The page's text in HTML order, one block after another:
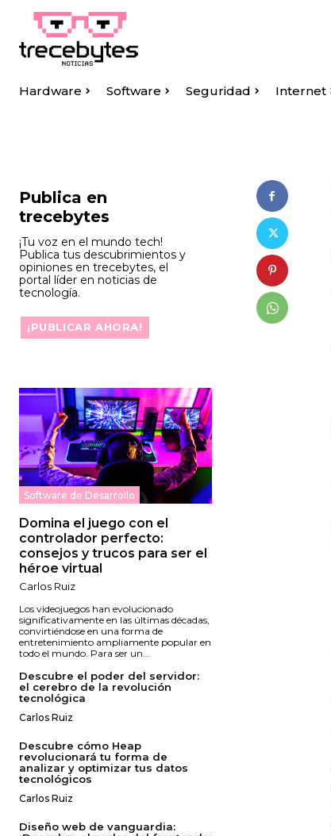
Hardware Software Seguridad Internet
Publica en
trecebytes
¡Tu voz en el mundo tech!
Publica tus descubrimientos y
opiniones en trecebytes, el
portal líder en noticias de
tecnología.
¡PUBLICAR AHORA!
Software de Desarrollo
Domina el juego con el
controlador perfecto:
consejos y trucos para ser el
héroe virtual
Carlos Ruiz
Los videojuegos han evolucionado
significativamente en las últimas décadas,
convirtiéndose en una forma de
entretenimiento ampliamente popular en
todo el mundo. Para ser un...
Descubre el poder del servidor:
el cerebro de la revolución
tecnológica
Carlos Ruiz
Descubre cómo Heap
revolucionará tu forma de
analizar y optimizar tus datos
tecnológicos
Carlos Ruiz
Diseño web de vanguardia: